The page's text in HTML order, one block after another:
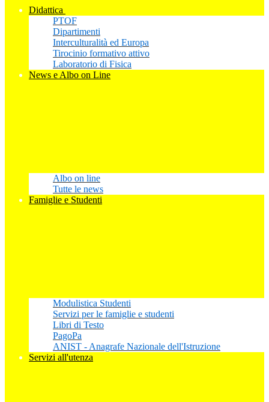
Didattica
PTOF
Dipartimenti
Interculturalità ed Europa
Tirocinio formativo attivo
Laboratorio di Fisica
News e Albo on Line
Albo on line
Tutte le news
Famiglie e Studenti
Modulistica Studenti
Servizi per le famiglie e studenti
Libri di Testo
PagoPa
ANIST - Anagrafe Nazionale dell'Istruzione
Servizi all'utenza